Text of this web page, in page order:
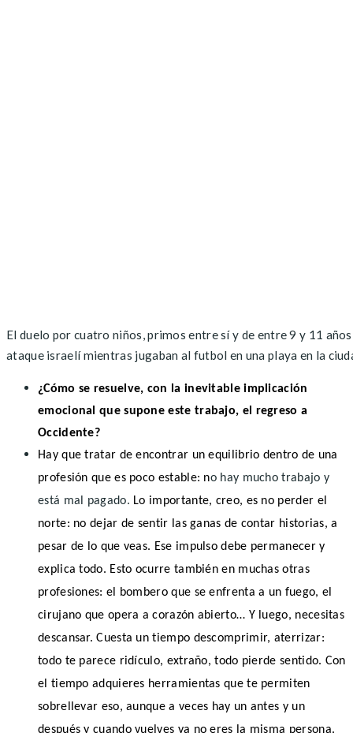
El duelo por cuatro niños, primos entre sí y de entre 9 y 11
ataque israelí mientras jugaban al futbol en una playa en la
¿Cómo se resuelve, con la inevitable implicación
emocional que supone este trabajo, el regreso a
Occidente?
Hay que tratar de encontrar un equilibrio dentro de una
profesión que es poco estable: no hay mucho trabajo y
está mal pagado. Lo importante, creo, es no perder el
norte: no dejar de sentir las ganas de contar historias, a
pesar de lo que veas. Ese impulso debe permanecer y
explica todo. Esto ocurre también en muchas otras
profesiones: el bombero que se enfrenta a un fuego, el
cirujano que opera a corazón abierto… Y luego, necesitas
descansar. Cuesta un tiempo descomprimir, aterrizar:
todo te parece ridículo, extraño, todo pierde sentido. Con
el tiempo adquieres herramientas que te permiten
sobrellevar eso, aunque a veces hay un antes y un
después y cuando vuelves ya no eres la misma persona.